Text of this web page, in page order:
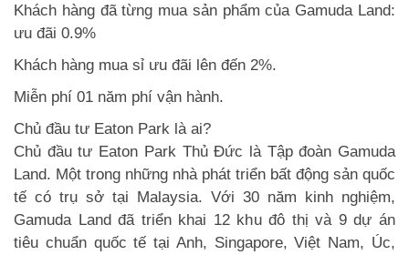
Khách hàng đã từng mua sản phẩm của Gamuda Land:
ưu đãi 0.9%
Khách hàng mua sỉ ưu đãi lên đến 2%.
Miễn phí 01 năm phí vận hành.
Chủ đầu tư Eaton Park là ai?
Chủ đầu tư Eaton Park Thủ Đức là Tập đoàn Gamuda
Land. Một trong những nhà phát triển bất động sản quốc
tế có trụ sở tại Malaysia. Với 30 năm kinh nghiệm,
Gamuda Land đã triển khai 12 khu đô thị và 9 dự án
tiêu chuẩn quốc tế tại Anh, Singapore, Việt Nam, Úc,